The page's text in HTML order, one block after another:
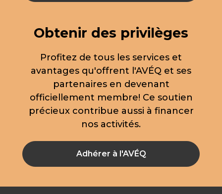
Obtenir des privilèges
Profitez de tous les services et
avantages qu'offrent l'AVÉQ et ses
partenaires en devenant
officiellement membre! Ce soutien
précieux contribue aussi à financer
nos activités.
Adhérer à l'AVÉQ